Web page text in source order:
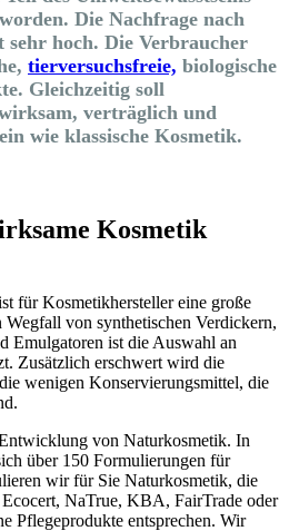
Die Nachfrage nach
hoch. Die Verbraucher
tierversuchsfreie, biologische
Gleichzeitig soll
verträglich und
wie klassische Kosmetik.
Kosmetik
für Kosmetikhersteller eine große
von synthetischen Verdickern,
Emulgatoren ist die Auswahl an
Zusätzlich erschwert wird die
wenigen Konservierungsmittel, die
von Naturkosmetik. In
über 150 Formulierungen für
wir für Sie Naturkosmetik, die
NaTrue, KBA, FairTrade oder
Pflegeprodukte entsprechen. Wir